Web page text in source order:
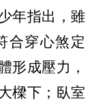
年指出，雖
合穿心煞定
形成壓力，
樑下；臥室